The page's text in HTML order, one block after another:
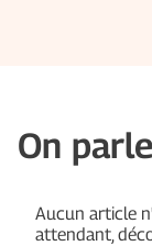
On
Aucun article
attendant,